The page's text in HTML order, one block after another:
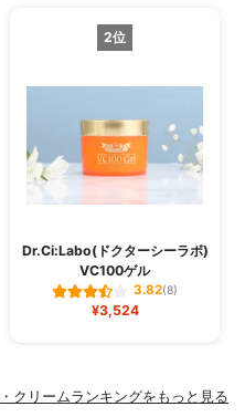
2位
Dr.Ci:Labo(ドクターシーラボ)
VC100ゲル
3.82(8)
¥3,524
クリームランキングをもっと見る